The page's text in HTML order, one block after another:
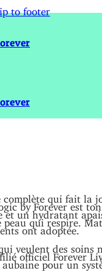
to footer
complète qui fait la
by Forever est
et un hydratant
peau qui respire.
ont adoptée.
veulent des soins
officiel Forever
aubaine pour un